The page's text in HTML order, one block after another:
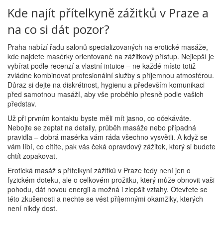
Kde najít přítelkyně zážitků v Praze a
na co si dát pozor?
Praha nabízí řadu salonů specializovaných na erotické masáže,
kde najdete masérky orientované na zážitkový přístup. Nejlepší je
vybírat podle recenzí a vlastní intuice – ne každé místo totiž
zvládne kombinovat profesionální služby s příjemnou atmosférou.
Důraz si dejte na diskrétnost, hygienu a především komunikaci
před samotnou masáží, aby vše proběhlo přesně podle vašich
představ.
Už při prvním kontaktu byste měli mít jasno, co očekáváte.
Nebojte se zeptat na detaily, průběh masáže nebo případná
pravidla – dobrá masérka vám ráda všechno vysvětli. A když se
vám líbí, co cítíte, pak vás čeká opravdový zážitek, který si budete
chtít zopakovat.
Erotická masáž s přítelkyní zážitků v Praze tedy není jen o
fyzickém doteku, ale o celkovém prožitku, který může obnovit vaši
pohodu, dát novou energii a možná i zlepšit vztahy. Otevřete se
této zkušenosti a nechte se vést příjemnými okamžiky, kterých
není nikdy dost.